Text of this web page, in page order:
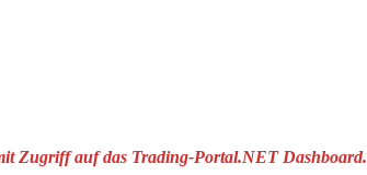
Zugriff auf das Trading-Portal.NET Dashboard.